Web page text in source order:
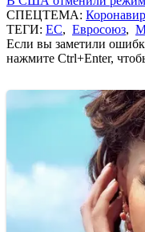
СПЕЦТЕМА:
ТЕГИ: ЕС, Евросоюз,
Если вы заметили
нажмите Ctrl+Enter,